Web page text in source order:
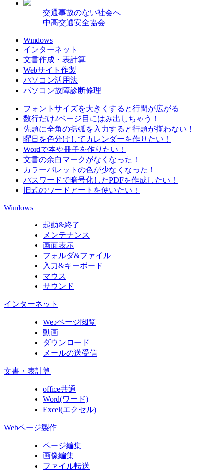
交通事故のない社会へ
中高交通安全協会
Windows
インターネット
文書作成・表計算
Webサイト作製
パソコン活用法
パソコン故障診断修理
フォントサイズを大きくすると行間が広がる
数行だけ2ページ目にはみ出しちゃう！
先頭に全角の括弧を入力すると行頭が揃わない！
曜日を色分けしてカレンダーを作りたい！
Wordで本や冊子を作りたい！
文書の余白マークがなくなった！
カラーパレットの色が少なくなった！
パスワードで暗号化したPDFを作成したい！
旧式のワードアートを使いたい！
Windows
起動&終了
メンテナンス
画面表示
フォルダ&ファイル
入力&キーボード
マウス
サウンド
インターネット
Webページ閲覧
動画
ダウンロード
メールの送受信
文書・表計算
office共通
Word(ワード)
Excel(エクセル)
Webページ製作
ページ編集
画像編集
ファイル転送